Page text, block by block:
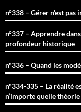
n°338 – Gérer n’est pas
n°337 – Apprendre
profondeur historique
n°336 – Quand les
n°334-335 – La réalité
n’importe quelle